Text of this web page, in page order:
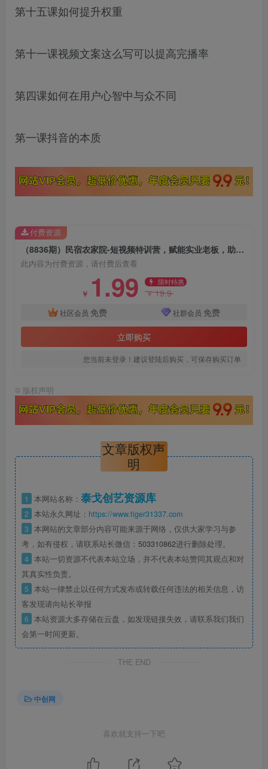
第十五课如何提升权重
第十一课视频文案这么写可以提高完播率
第四课如何在用户心智中与众不同
第一课抖音的本质
（8836期）民宿农家院-短视频特训营，赋能实业老板，助力民宿农家院行业（41节课）
此内容为付费资源，请付费后查看
￥ 1.99 限时特惠
￥19.9
社区会员 免费 社群会员 免费
立即购买
您当前未登录！建议登陆后购买，可保存购买订单
付费资源
© 版权声明
文章版权声
明
1 本网站名称： 泰戈创艺资源库
2 本站永久网址： https://www.tiger31337.com
3 本网站的文章部分内容可能来源于网络，仅供大家学习与参
考，如有侵权，请联系站长微信： 503310862进行删除处理。
4 本站一切资源不代表本站立场，并不代表本站赞同其观点和对
其真实性负责。
5 本站一律禁止以任何方式发布或转载任何违法的相关信息，访
客发现请向站长举报
6 本站资源大多存储在云盘，如发现链接失效，请联系我们我们
会第一时间更新。
THE END
中创网
喜欢就支持一下吧